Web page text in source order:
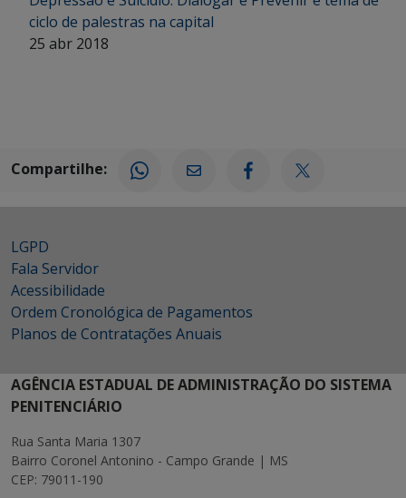
ciclo de palestras na capital
25 abr 2018
Compartilhe:
LGPD
Fala Servidor
Acessibilidade
Ordem Cronológica de Pagamentos
Planos de Contratações Anuais
AGÊNCIA ESTADUAL DE ADMINISTRAÇÃO DO SISTEMA
PENITENCIÁRIO
Rua Santa Maria 1307
Bairro Coronel Antonino - Campo Grande | MS
CEP: 79011-190